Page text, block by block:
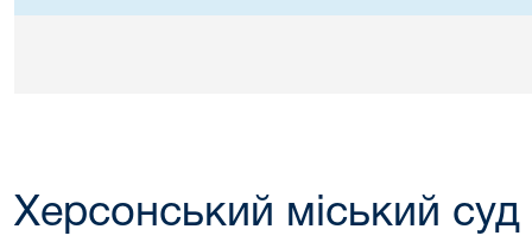
Херсонський міський